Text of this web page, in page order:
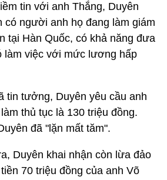
tin với anh Thắng, Duyên
có người anh họ đang làm giám
tại Hàn Quốc, có khả năng đưa
làm việc với mức lương hấp
tin tưởng, Duyên yêu cầu anh
thủ tục là 130 triệu đồng.
đã "lặn mất tăm".
Duyên khai nhận còn lừa đảo
70 triệu đồng của anh Võ